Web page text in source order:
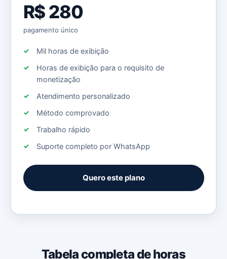
R$ 280
pagamento único
Mil horas de exibição
Horas de exibição para o requisito de
monetização
Atendimento personalizado
Método comprovado
Trabalho rápido
Suporte completo por WhatsApp
Quero este plano
Tabela completa de horas